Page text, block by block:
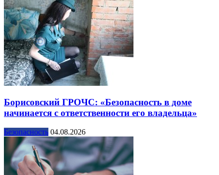
Борисовский ГРОЧС: «Безопасность в доме
начинается с ответственности его владельца»
Безопасность 04.08.2026